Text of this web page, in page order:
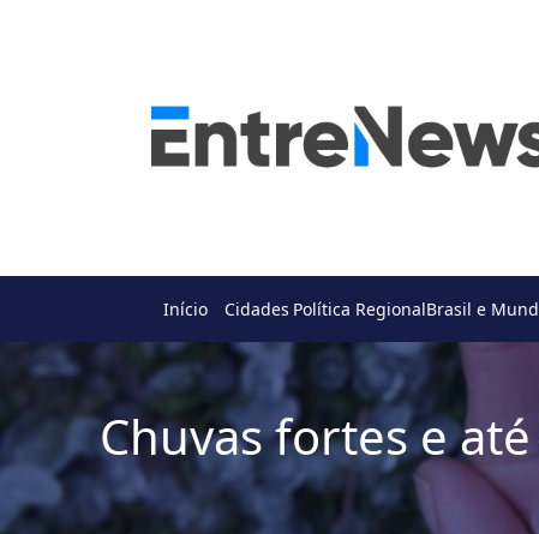
Início Cidades Política RegionalBrasil e
Chuvas fortes e